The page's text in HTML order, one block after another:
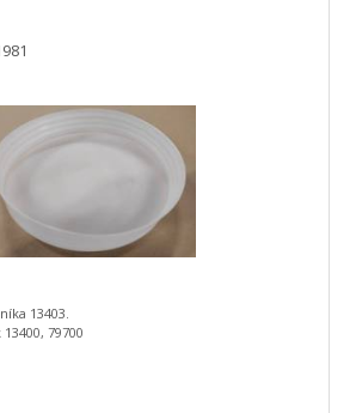
13403.
79700